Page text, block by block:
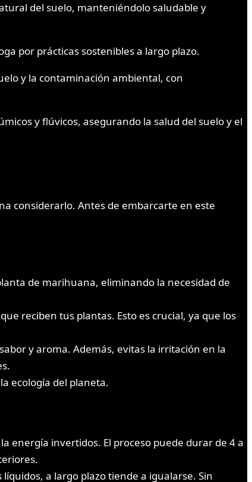
del suelo, manteniéndolo saludable y
por prácticas sostenibles a largo plazo.
y la contaminación ambiental, con
y flúvicos, asegurando la salud del suelo y el
considerarlo. Antes de embarcarte en este
de marihuana, eliminando la necesidad de
reciben tus plantas. Esto es crucial, ya que los
y aroma. Además, evitas la irritación en la
ecología del planeta.
energía invertidos. El proceso puede durar de 4 a
a largo plazo tiende a igualarse. Sin